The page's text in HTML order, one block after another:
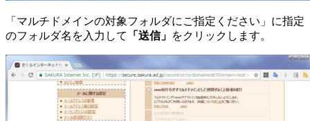
「マルチドメインの対象フォルダにご指定ください」に指定
のフォルダ名を入力して
「送信」 をクリックします。